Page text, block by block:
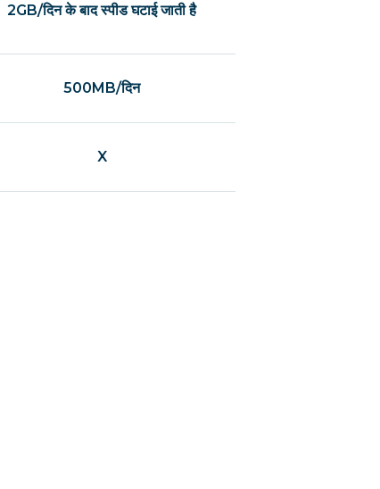
2GB/दिन के बाद स्पीड घटाई जाती है
500MB/दिन
X